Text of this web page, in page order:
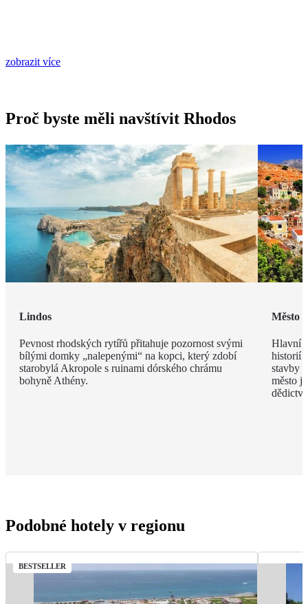
zobrazit více
Proč byste měli navštívit Rhodos
Lindos
Pevnost rhodských rytířů přitahuje pozornost svými
bílými domky „nalepenými“ na kopci, který zdobí
starobylá Akropole s ruinami dórského chrámu
bohyně Athény.
Město
Hlavní
historií
stavby
město
Podobné hotely v regionu
BESTSELLER